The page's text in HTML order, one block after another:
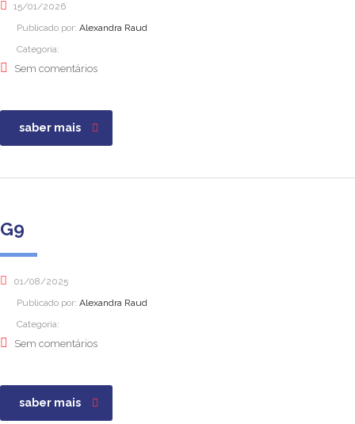
15/01/2026
Publicado por: Alexandra Raud
Categoria:
Sem comentários
saber mais
G9
01/08/2025
Publicado por: Alexandra Raud
Categoria:
Sem comentários
saber mais